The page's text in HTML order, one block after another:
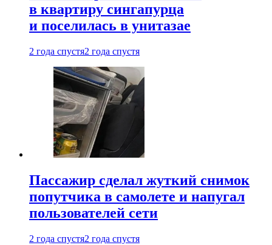
в квартиру сингапурца
и поселилась в унитазае
2 года спустя2 года спустя
Пассажир сделал жуткий снимок
попутчика в самолете и напугал
пользователей сети
2 года спустя2 года спустя